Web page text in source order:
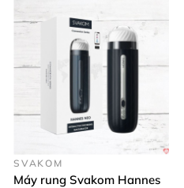
SVAKOM
Máy rung Svakom Hannes